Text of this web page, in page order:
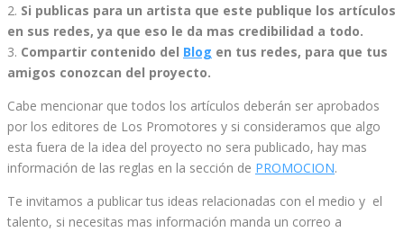
2. Si publicas para un artista que este publique los artículos
en sus redes, ya que eso le da mas credibilidad a todo.
3. Compartir contenido del Blog en tus redes, para que tus
amigos conozcan del proyecto.
Cabe mencionar que todos los artículos deberán ser aprobados
por los editores de Los Promotores y si consideramos que algo
esta fuera de la idea del proyecto no sera publicado, hay mas
información de las reglas en la sección de PROMOCION.
Te invitamos a publicar tus ideas relacionadas con el medio y el
talento, si necesitas mas información manda un correo a